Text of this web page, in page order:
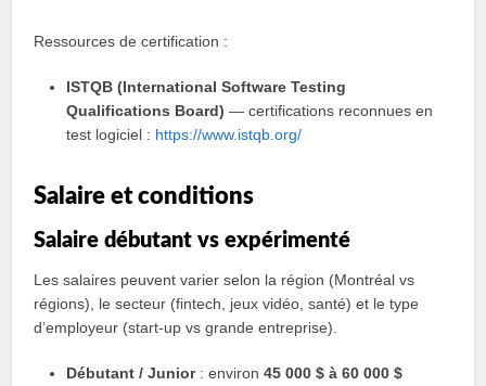
Ressources de certification :
ISTQB (International Software Testing
Qualifications Board) — certifications reconnues en
test logiciel : https://www.istqb.org/
Salaire et conditions
Salaire débutant vs expérimenté
Les salaires peuvent varier selon la région (Montréal vs
régions), le secteur (fintech, jeux vidéo, santé) et le type
d’employeur (start-up vs grande entreprise).
Débutant / Junior: environ45 000 $ à 60 000 $